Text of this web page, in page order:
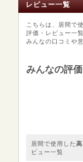
レビュー一覧
こちらは、居間で
評価・レビュー一
みんなの口コミや
みんなの評価
居間で使用した
ビュー一覧